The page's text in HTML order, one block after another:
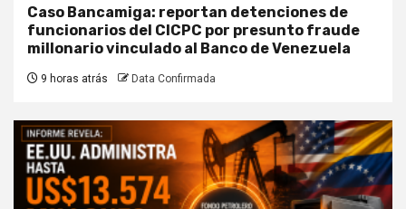
Caso Bancamiga: reportan detenciones de
funcionarios del CICPC por presunto fraude
millonario vinculado al Banco de Venezuela
9 horas atrás Data Confirmada